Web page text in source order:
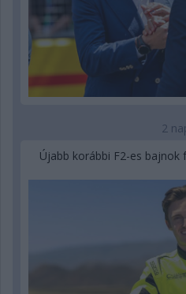
2
Újabb korábbi F2-es